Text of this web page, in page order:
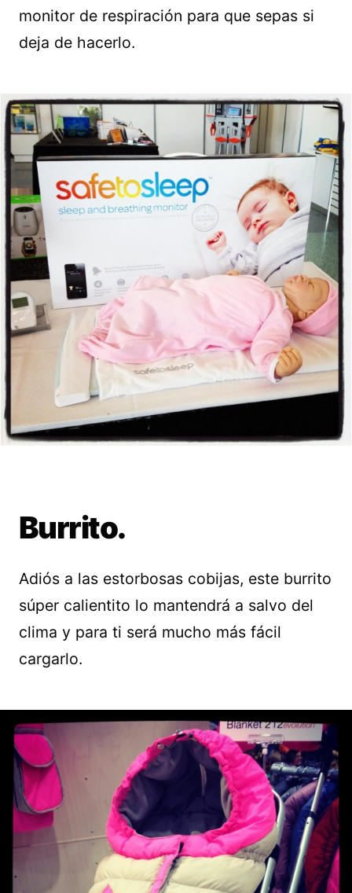
monitor de respiración para que sepas si
deja de hacerlo.
Burrito.
Adiós a las estorbosas cobijas, este burrito
súper calientito lo mantendrá a salvo del
clima y para ti será mucho más fácil
cargarlo.